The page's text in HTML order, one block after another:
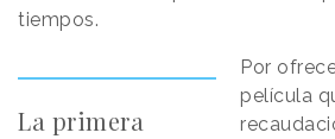
tiempos.
La primera
Por
película